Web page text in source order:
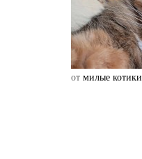
от милые котики